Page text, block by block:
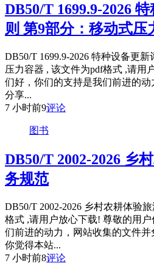
DB50/T 1699.9-2026
则 第9部分：移动式压
DB50/T 1699.9-2026 特种设备更
压力容器 , 该文件为pdf格式 ,请用
们好，你们的支持是我们前进的
分享...
7 小时前9评论
图书
DB50/T 2002-2026 乡
务规范
DB50/T 2002-2026 乡村农耕体验
格式 ,请用户放心下载! 尊敬的用
们前进的动力，网站收集的文件
你觉得本站...
7 小时前8评论